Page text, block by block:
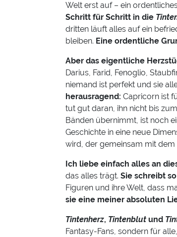
Welt erst auf – ein
Schritt für Schritt in die
dritten läuft alles auf ein
bleiben. Eine ordentliche
Aber das eigentliche
Darius, Farid, Fenoglio,
niemand ist perfekt und sie
herausragend: Capricorn ist
tut gut daran, ihn nicht bis
Bänden übernimmt, ist noch
Geschichte in eine neue
wird, der gemeinsam mit dem
Ich liebe einfach alles an
das alles trägt. Sie schreibt
Figuren und ihre Welt, dass
sie eine meiner absoluten
Tintenherz, Tintenblut und
Fantasy-Fans, sondern für